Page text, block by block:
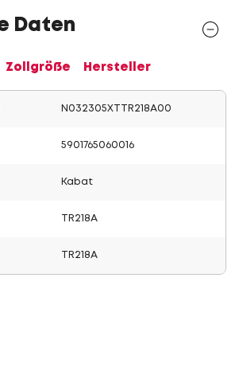
Daten
Zollgröße Hersteller
N032305XTTR218A00
5901765060016
Kabat
TR218A
TR218A